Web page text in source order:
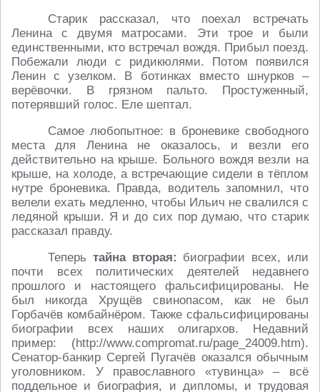
Старик рассказал, что поехал встречать
Ленина с двумя матросами. Эти трое и были
единственными, кто встречал вождя. Прибыл поезд.
Побежали люди с ридикюлями. Потом появился
Ленин с узелком. В ботинках вместо шнурков –
верёвочки. В грязном пальто. Простуженный,
потерявший голос. Еле шептал.
Самое любопытное: в броневике свободного
места для Ленина не оказалось, и везли его
действительно на крыше. Больного вождя везли на
крыше, на холоде, а встречающие сидели в тёплом
нутре броневика. Правда, водитель запомнил, что
велели ехать медленно, чтобы Ильич не свалился с
ледяной крыши. Я и до сих пор думаю, что старик
рассказал правду.
Теперь тайна вторая: биографии всех, или
почти всех политических деятелей недавнего
прошлого и настоящего фальсифицированы. Не
был никогда Хрущёв свинопасом, как не был
Горбачёв комбайнёром. Также сфальсифицированы
биографии всех наших олигархов. Недавний
пример: (http://www.compromat.ru/page_24009.htm).
Сенатор-банкир Сергей Пугачёв оказался обычным
уголовником. У православного «тувинца» – всё
поддельное и биография, и дипломы, и трудовая